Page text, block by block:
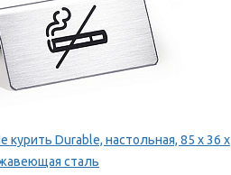
курить Durable, настольная, 85 x 36 x
сталь